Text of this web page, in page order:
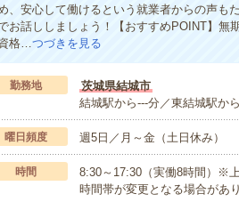
、安心して働けるという就業者からの声も
お話ししましょう！【おすすめPOINT】無
格…つづきを見る
勤務地
茨城県結城市
結城駅から---分／東結城駅か
曜日頻度 週5日／月～金（土日休み）
時間
8:30～17:30（実働8時間）※
時間帯が変更となる場合があり